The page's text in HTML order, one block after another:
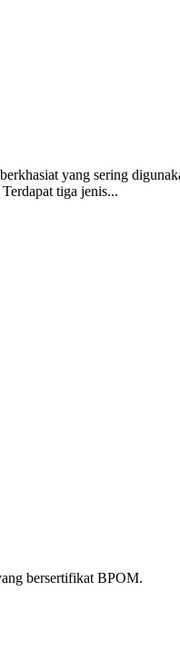
yang sering
tiga jenis...
bersertifikat BPOM.